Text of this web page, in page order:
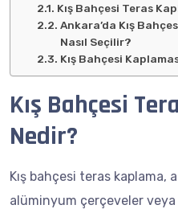
Kış Bahçesi Teras
Ankara’da Kış
Nasıl Seçilir?
Kış Bahçesi
Kış Bahçesi
Nedir?
Kış bahçesi teras kaplama,
alüminyum çerçeveler